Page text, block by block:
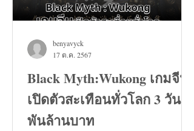
Black Myth:Wukong เกมจีน
เปิดตัวสะเทือนทั่วโลก 3 วัน 7
พันล้านบาท
benyavyck
17 ต.ค. 2567